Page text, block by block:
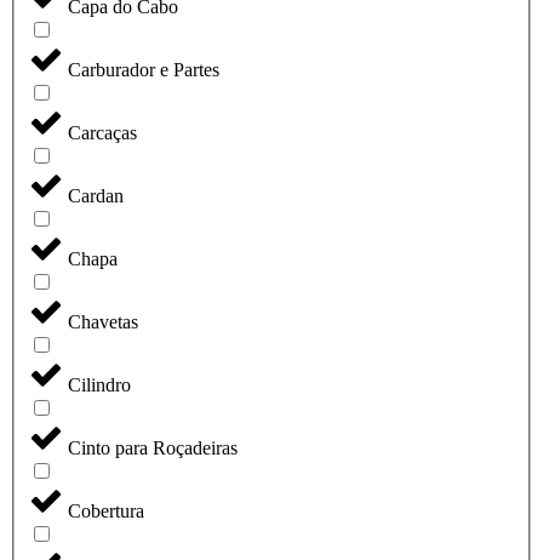
Capa do Cabo
Carburador e Partes
Carcaças
Cardan
Chapa
Chavetas
Cilindro
Cinto para Roçadeiras
Cobertura